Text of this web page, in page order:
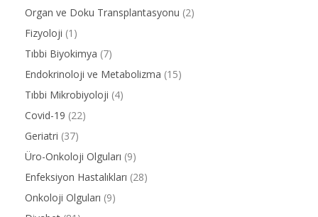
Organ ve Doku Transplantasyonu (2)
Fizyoloji (1)
Tıbbi Biyokimya (7)
Endokrinoloji ve Metabolizma (15)
Tıbbi Mikrobiyoloji (4)
Covid-19 (22)
Geriatri (37)
Üro-Onkoloji Olguları (9)
Enfeksiyon Hastalıkları (28)
Onkoloji Olguları (9)